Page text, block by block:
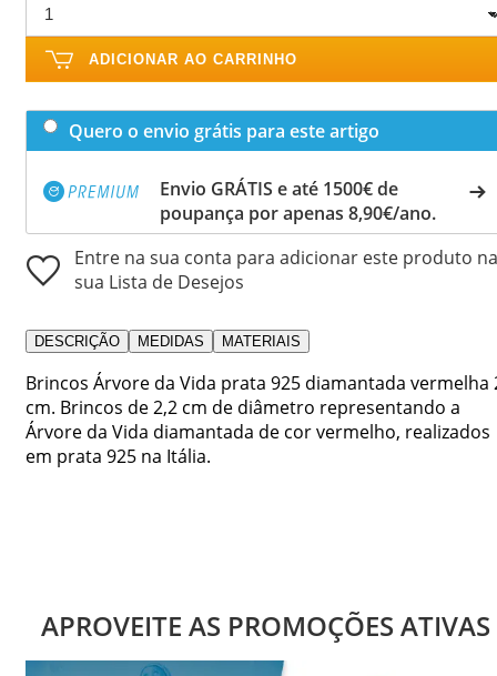
ADICIONAR AO CARRINHO
Quero o envio grátis para este artigo
Envio GRÁTIS e até 1500€ de
poupança por apenas 8,90€/ano.
Entre na sua conta para adicionar este produto na
sua Lista de Desejos
DESCRIÇÃO MEDIDAS MATERIAIS
Brincos Árvore da Vida prata 925 diamantada vermelha
cm. Brincos de 2,2 cm de diâmetro representando a
Árvore da Vida diamantada de cor vermelho, realizados
em prata 925 na Itália.
APROVEITE AS PROMOÇÕES ATIVAS